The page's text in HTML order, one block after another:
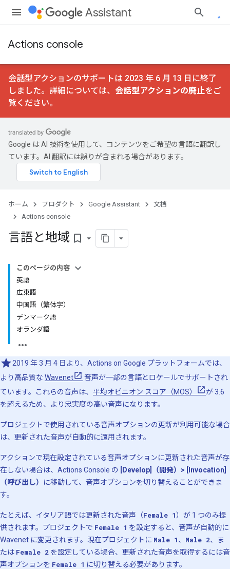
Assistant
Actions console
会話型アクションのサポートは 2023 年 6 月 13 日に終了
しました。詳細については、 会話型アクションの廃止をご
覧ください。
Google は AI 技術を使用して、コンテンツをご希望の言語に翻訳し
ています。AI 翻訳には誤りが含まれる場合があります。
ホーム プロダクト Google Assistant
文档
Actions console
言語と地域 bookmark_border
このページの内容
英語
広東語
中国語（繁体字）
デンマーク語
オランダ語
2019 年 3 月 4 日より、Actions on Google プラットフォームでは、
より高品質な Wavenet
音声が一部の言語とロケールでサポートされ
ています。これらの音声は、 平均オピニオン スコア（MOS）
が 3.6
を超えるため、より忠実度の高い音声になります。
プロジェクトで使用されている音声オプションの更新が利用可能な場合
は、更新された音声が自動的に適用されます。
アクションで現在設定されている音声オプションに更新された音声が存
在しない場合は、Actions Console の
[Develop]（開発）> [Invocation]
（呼び出し）
に移動して、音声オプションを切り替えることができま
す。
たとえば、イタリア語では更新された音声（Female 1）が 1 つのみ提
供されます。プロジェクトで Female 1 を設定すると、音声が自動的に
Wavenet に変更されます。現在プロジェクトに Male 1、 Male 2、ま
たは Female 2 を設定している場合、更新された音声を取得するには音
声オプションを Female 1 に切り替える必要があります。